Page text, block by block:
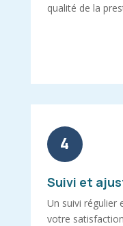
qualité de la
4
Suivi et
Un suivi régulier
votre